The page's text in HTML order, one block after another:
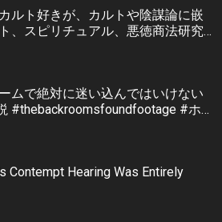
ルト好きが、カルトや陰謀論に嵌
、スピリチュアル、悪徳商法研究
ムで絶対に迷い込んではいけない
#thebackroomsfoundfootage #ホラ
Contempt Hearing Was Entirely